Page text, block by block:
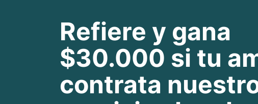
Refiere y gana
$30.000 si tu
contrata